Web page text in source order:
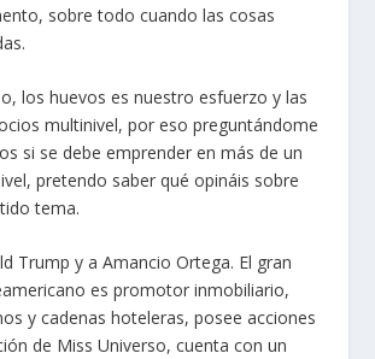
sobre todo cuando las cosas
los huevos es nuestro esfuerzo y las
multinivel, por eso preguntándome
si se debe emprender en más de un
pretendo saber qué opináis sobre
tema.
Trump y a Amancio Ortega. El gran
es promotor inmobiliario,
y cadenas hoteleras, posee acciones
de Miss Universo, cuenta con un